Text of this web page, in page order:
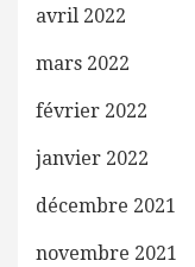
avril 2022
mars 2022
février 2022
janvier 2022
décembre 2021
novembre 2021